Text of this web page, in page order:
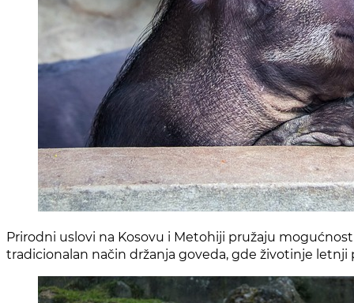
Prirodni uslovi na Kosovu i Metohiji pružaju
tradicionalan način držanja goveda, gde životinje